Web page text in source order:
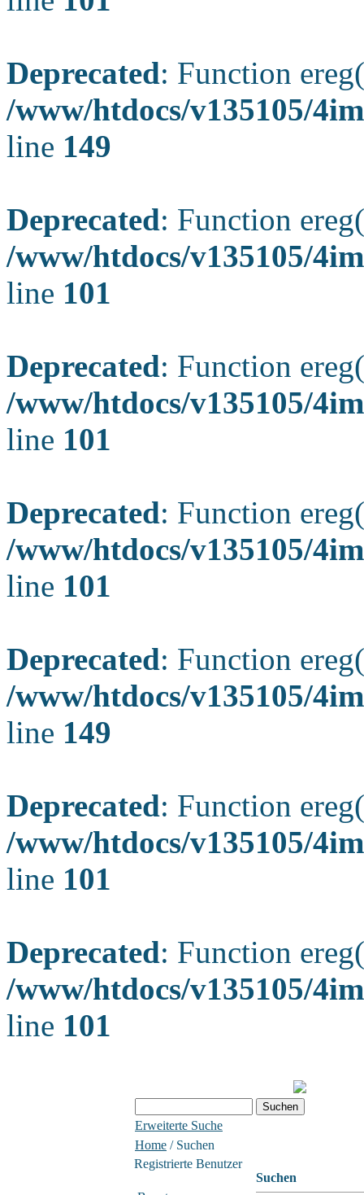
Deprecated: Function
/www/htdocs/v135105/
line 149
Deprecated: Function
/www/htdocs/v135105/
line 101
Deprecated: Function
/www/htdocs/v135105/
line 101
Deprecated: Function
/www/htdocs/v135105/
line 101
Deprecated: Function
/www/htdocs/v135105/
line 149
Deprecated: Function
/www/htdocs/v135105/
line 101
Deprecated: Function
/www/htdocs/v135105/
line 101
Erweiterte Suche
Home / Suchen
Registrierte Benutzer
Suchen